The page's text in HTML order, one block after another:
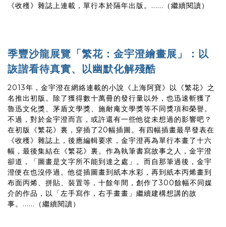
《收穫》雜誌上連載，單行本於隔年出版。 ......（繼續閱讀）
季豐沙龍展覽「繁花：金宇澄繪畫展」：以
詼諧看待真實、以幽默化解殘酷
2013年，金宇澄在網絡連載的小說《上海阿寶》以《繁花》之
名推出初版。除了獲得數十萬冊的發行量以外，也迅速斬獲了
魯迅文化獎、茅盾文學獎、施耐庵文學獎等不同獎項和榮譽。
不過，對於金宇澄而言，或許還有一些他從未想過的影響吧？
在初版《繁花》裏，穿插了20幅插圖。有四幅插畫最早發表在
《收穫》雜誌上，後應編輯要求，金宇澄再為單行本畫了十六
幅，最後集結在《繁花》裏。作為執筆書寫故事之人，金宇澄
卻道，「圖畫是文字所不能到達之處」。而自那筆過後，金宇
澄便在也沒停過。他從插圖畫到紙本水彩，再到紙本丙烯畫到
布面丙烯、拼貼、裝置等，十餘年間，創作了300餘幅不同媒
介的作品，以「左手寫作，右手畫畫」繼續建構想講的故
事。......（繼續閱讀）